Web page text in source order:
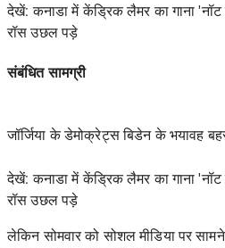
देखें: कनाडा में केंड्रिक लैमर का गाना
रॉस उछल पड़े
संबंधित सामग्री
जॉर्जिया के डेमोक्रेट्स बिडेन के भयावह
देखें: कनाडा में केंड्रिक लैमर का गाना
रॉस उछल पड़े
लेकिन सोमवार को सोशल मीडिया पर